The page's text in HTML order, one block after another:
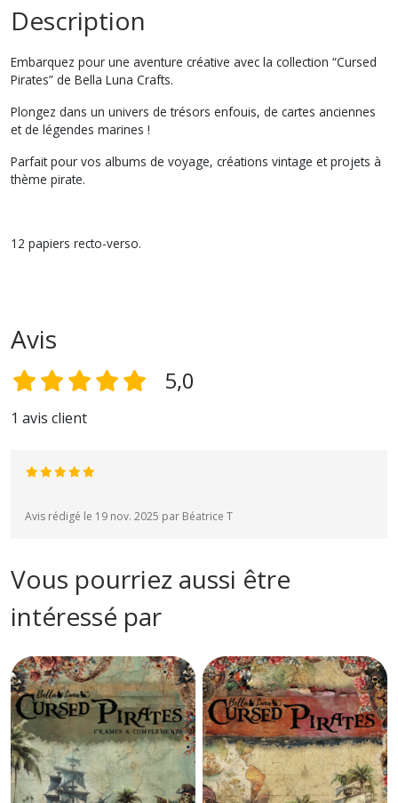
Description
Embarquez pour une aventure créative avec la collection “Cursed
Pirates” de Bella Luna Crafts.
Plongez dans un univers de trésors enfouis, de cartes anciennes
et de légendes marines !
Parfait pour vos albums de voyage, créations vintage et projets à
thème pirate.
12 papiers recto-verso.
Avis
5,0
1 avis client
Avis rédigé le 19 nov. 2025 par Béatrice T
Vous pourriez aussi être
intéressé par